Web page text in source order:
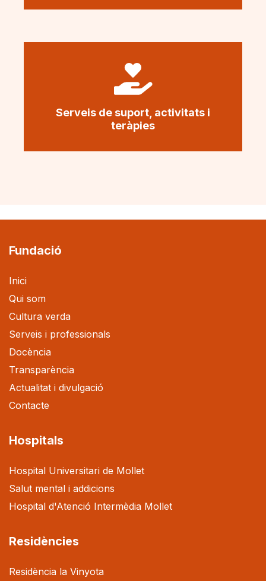
Serveis de suport, activitats i
teràpies
Fundació
Inici
Qui som
Cultura verda
Serveis i professionals
Docència
Transparència
Actualitat i divulgació
Contacte
Hospitals
Hospital Universitari de Mollet
Salut mental i addicions
Hospital d'Atenció Intermèdia Mollet
Residències
Residència la Vinyota